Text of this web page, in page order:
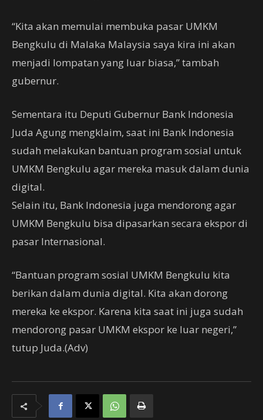
“Kita akan memulai membuka pasar UMKM
Bengkulu di Malaka Malaysia saya kira ini akan
menjadi lompatan yang luar biasa,” tambah
gubernur.
Sementara itu Deputi Gubernur Bank Indonesia
Juda Agung mengklaim, saat ini Bank Indonesia
sudah melakukan bantuan program sosial untuk
UMKM Bengkulu agar mereka masuk dalam dunia
digital.
Selain itu, Bank Indonesia juga mendorong agar
UMKM Bengkulu bisa dipasarkan secara ekspor di
pasar Internasional.
“Bantuan program sosial UMKM Bengkulu kita
berikan dalam dunia digital. Kita akan dorong
mereka ke ekspor. Karena kita saat ini juga sudah
mendorong pasar UMKM ekspor ke luar negeri,”
tutup Juda.(Adv)